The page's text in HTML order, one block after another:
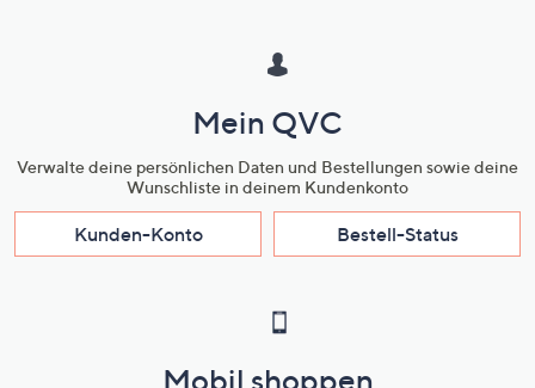
Mein QVC
Verwalte deine persönlichen Daten und Bestellungen sowie deine
Wunschliste in deinem Kundenkonto
Kunden-Konto Bestell-Status